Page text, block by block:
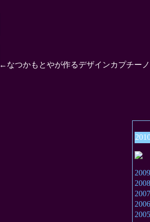
←なつかもとやが作るデザインカプチー